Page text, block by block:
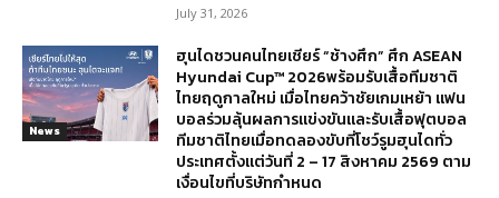
July 31, 2026
News
ฮุนไดชวนคนไทยเชียร์ “ช้างศึก” ศึก ASEAN
Hyundai Cup™ 2026พร้อมรับเสื้อทีมชาติ
ไทยฤดูกาลใหม่ เมื่อไทยคว้าชัยเกมเหย้า แฟน
บอลร่วมลุ้นผลการแข่งขันและรับเสื้อฟุตบอล
ทีมชาติไทยเมื่อทดลองขับที่โชว์รูมฮุนไดทั่ว
ประเทศตั้งแต่วันที่ 2 – 17 สิงหาคม 2569 ตาม
เงื่อนไขที่บริษัทกำหนด